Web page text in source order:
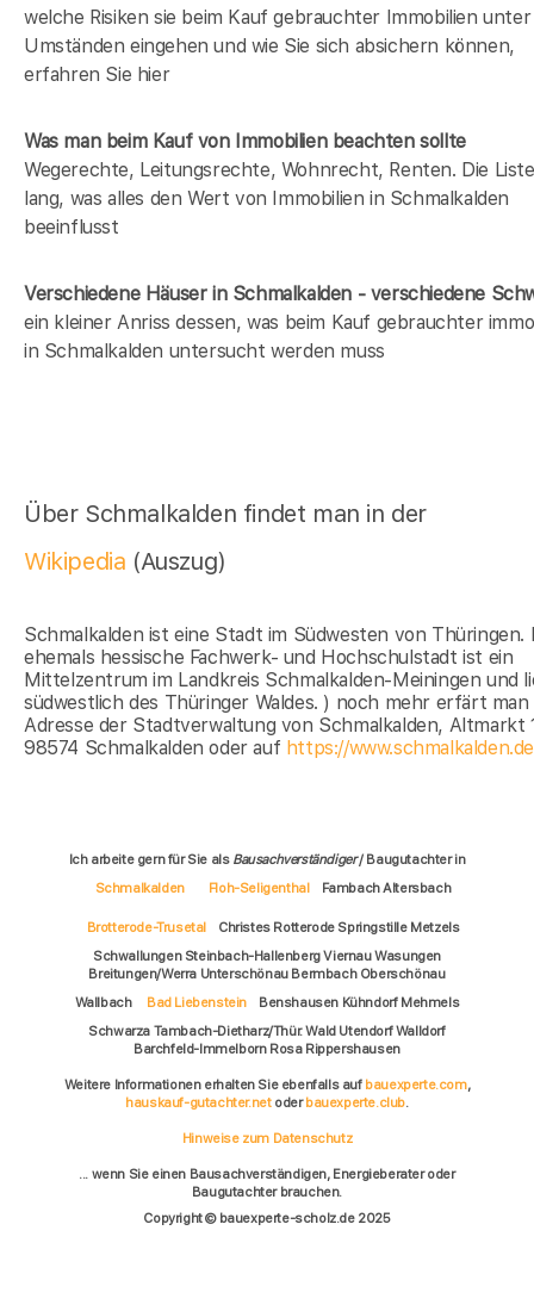
welche Risiken sie beim Kauf gebrauchter Immobilien unter
Umständen eingehen und wie Sie sich absichern können,
erfahren Sie hier
Was man beim Kauf von Immobilien beachten sollte
Wegerechte, Leitungsrechte, Wohnrecht, Renten. Die
lang, was alles den Wert von Immobilien in Schmalkalden
beeinflusst
Verschiedene Häuser in Schmalkalden - verschiedene
ein kleiner Anriss dessen, was beim Kauf gebrauchter
in Schmalkalden untersucht werden muss
Über Schmalkalden findet man in der
Wikipedia (Auszug)
Schmalkalden ist eine Stadt im Südwesten von Thüringen.
ehemals hessische Fachwerk- und Hochschulstadt ist ein
Mittelzentrum im Landkreis Schmalkalden-Meiningen und
südwestlich des Thüringer Waldes. ) noch mehr erfärt man
Adresse der Stadtverwaltung von Schmalkalden, Altmarkt
98574 Schmalkalden oder auf https://
Ich arbeite gern für Sie als Bausachverständiger/ Baugutachter in
Schmalkalden
Floh-Seligenthal Fambach Altersbach
Brotterode-Trusetal
Christes Rotterode Springstille Metzels
Schwallungen Steinbach-Hallenberg Viernau Wasungen
Breitungen/Werra Unterschönau Bermbach Oberschönau
Wallbach
Bad Liebenstein
Benshausen Kühndorf Mehmels
Schwarza Tambach-Dietharz/Thür. Wald Utendorf Walldorf
Barchfeld-Immelborn Rosa Rippershausen
Weitere Informationen erhalten Sie ebenfalls auf bauexperte.com,
hauskauf-gutachter.netoderbauexperte.club.
Hinweise zum Datenschutz
... wenn Sie einen Bausachverständigen, Energieberater oder
Baugutachter brauchen.
Copyright © bauexperte-scholz.de 2025